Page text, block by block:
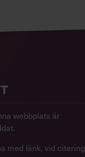
webbplats är
med länk, vid